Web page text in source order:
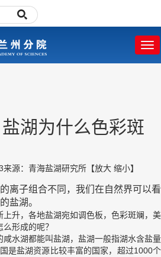
盐湖为什么色彩斑
来源：青海盐湖研究所 【放大 缩小】
子组合不同，我们在自然界可以看
盐湖。
升，各地盐湖宛如调色板，色彩斑斓，美
形成的呢？
水湖都能叫盐湖，盐湖一般指湖水含盐量
是盐湖资源比较丰富的国家，超过1000个